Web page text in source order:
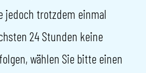
jedoch trotzdem einmal
24 Stunden keine
wählen Sie bitte einen